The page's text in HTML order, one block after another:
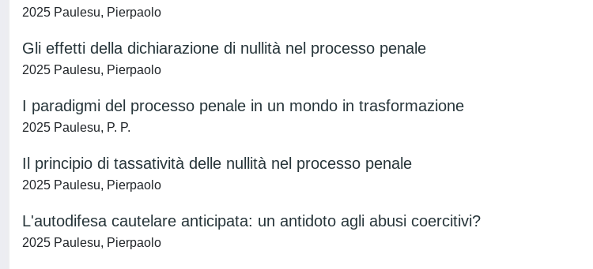
2025 Paulesu, Pierpaolo
Gli effetti della dichiarazione di nullità nel processo penale
2025 Paulesu, Pierpaolo
I paradigmi del processo penale in un mondo in trasformazione
2025 Paulesu, P. P.
Il principio di tassatività delle nullità nel processo penale
2025 Paulesu, Pierpaolo
L'autodifesa cautelare anticipata: un antidoto agli abusi coercitivi?
2025 Paulesu, Pierpaolo